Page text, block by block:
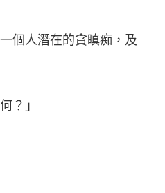
個人潛在的貪瞋痴，及
？」